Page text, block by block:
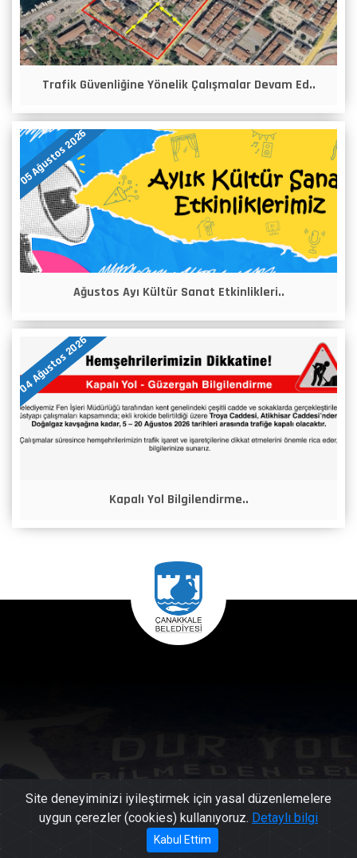
Trafik Güvenliğine Yönelik Çalışmalar Devam Ed..
05 Ağustos 2026
Ağustos Ayı Kültür Sanat Etkinlikleri..
04 Ağustos 2026
Kapalı Yol Bilgilendirme..
Site deneyiminizi iyileştirmek için yasal düzenlemelere
uygun çerezler (cookies) kullanıyoruz. Detaylı bilgi
Kabul Ettim
Başkan'a Mesaj